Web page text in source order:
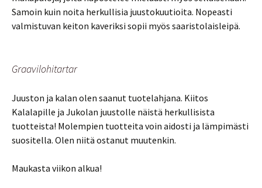
Samoin kuin noita herkullisia juustokuutioita. Nopeasti
valmistuvan keiton kaveriksi sopii myös saaristolaisleipä.
Graavilohitartar
Juuston ja kalan olen saanut tuotelahjana. Kiitos
Kalalapille ja Jukolan juustolle näistä herkullisista
tuotteista! Molempien tuotteita voin aidosti ja lämpimästi
suositella. Olen niitä ostanut muutenkin.
Maukasta viikon alkua!